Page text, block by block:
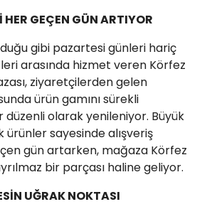
GEÇEN GÜN ARTIYOR
gibi pazartesi günleri hariç
arasında hizmet veren Körfez
ziyaretçilerden gelen
ürün gamını sürekli
olarak yenileniyor. Büyük
ürünler sayesinde alışveriş
gün artarken, mağaza Körfez
bir parçası haline geliyor.
UĞRAK NOKTASI